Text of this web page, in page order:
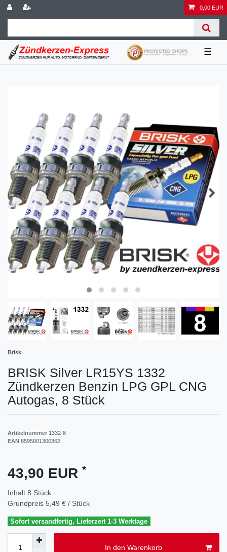
0,00 EUR
☰
Brisk
BRISK Silver LR15YS 1332
Zündkerzen Benzin LPG GPL CNG
Autogas, 8 Stück
Artikelnummer 1332-8
EAN 8595001300362
43,90 EUR *
Inhalt 8 Stück
Grundpreis 5,49 € / Stück
Sofort versandfertig, Lieferzeit 1-3 Werktage
In den Warenkorb